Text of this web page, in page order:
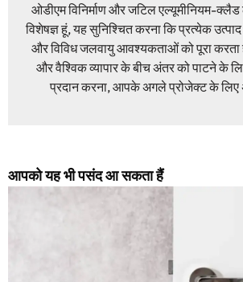
ओडीएम विनिर्माण और जटिल एल्यूमीनियम-
विशेषज्ञ हूं, यह सुनिश्चित करना कि प्रत्येक
और विविध जलवायु आवश्यकताओं को पूरा करता
और वैश्विक व्यापार के बीच अंतर को पाटने के
प्रदान करना, आपके अगले प्रोजेक्ट के
आपको यह भी पसंद आ सकता हैं